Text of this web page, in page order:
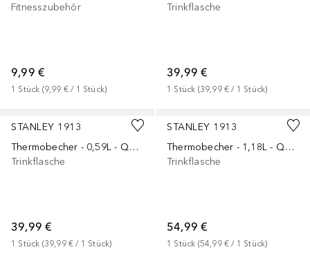
Fitnesszubehör
9,99 €
1 Stück (9,99 € / 1 Stück)
Trinkflasche
39,99 €
1 Stück (39,99 € / 1 Stück)
STANLEY 1913
Thermobecher - 0,59L - QUENCHER® H2.O FLOWSTATE™ TUMBLER
Trinkflasche
39,99 €
1 Stück (39,99 € / 1 Stück)
+4 Gesponsert
STANLEY 1913
Thermobecher - 1,18L - QUENCHER® H2.O FLOWSTATE™ TUMBLER
Trinkflasche
54,99 €
1 Stück (54,99 € / 1 Stück)
+17 Gesponsert